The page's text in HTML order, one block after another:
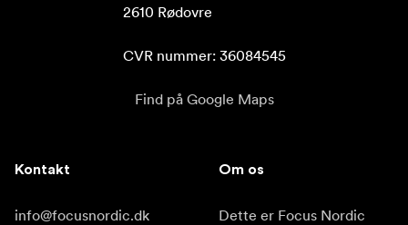
2610 Rødovre
CVR nummer: 36084545
Find på Google Maps
Kontakt
info@focusnordic.dk
Om os
Dette er Focus Nordic